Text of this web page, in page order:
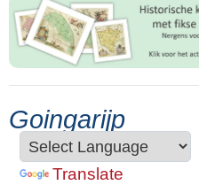
Goingarijp
Translate